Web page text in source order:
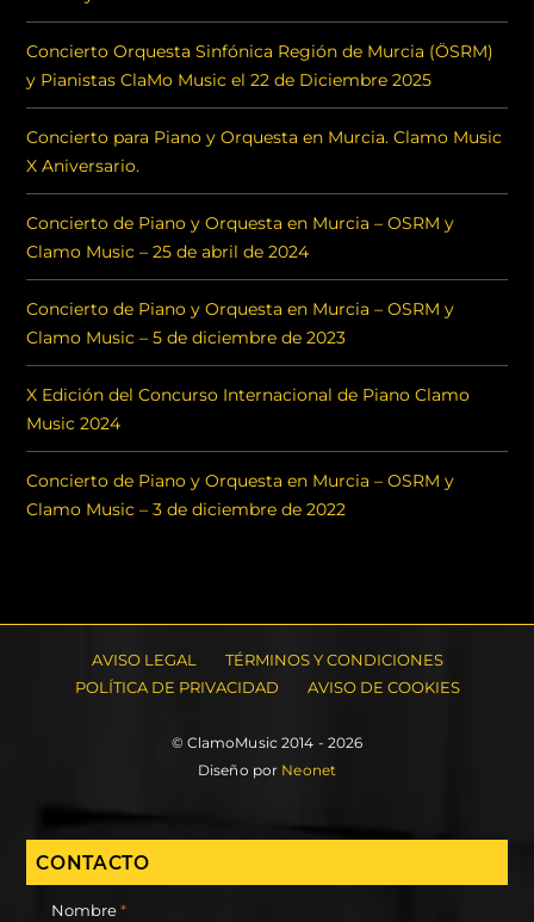
Concierto Orquesta Sinfónica Región de Murcia (ÖSRM)
y Pianistas ClaMo Music el 22 de Diciembre 2025
Concierto para Piano y Orquesta en Murcia. Clamo Music
X Aniversario.
Concierto de Piano y Orquesta en Murcia – OSRM y
Clamo Music – 25 de abril de 2024
Concierto de Piano y Orquesta en Murcia – OSRM y
Clamo Music – 5 de diciembre de 2023
X Edición del Concurso Internacional de Piano Clamo
Music 2024
Concierto de Piano y Orquesta en Murcia – OSRM y
Clamo Music – 3 de diciembre de 2022
AVISO LEGAL
TÉRMINOS Y CONDICIONES
POLÍTICA DE PRIVACIDAD
AVISO DE COOKIES
© ClamoMusic 2014 - 2026
Diseño por Neonet
CONTACTO
Nombre*